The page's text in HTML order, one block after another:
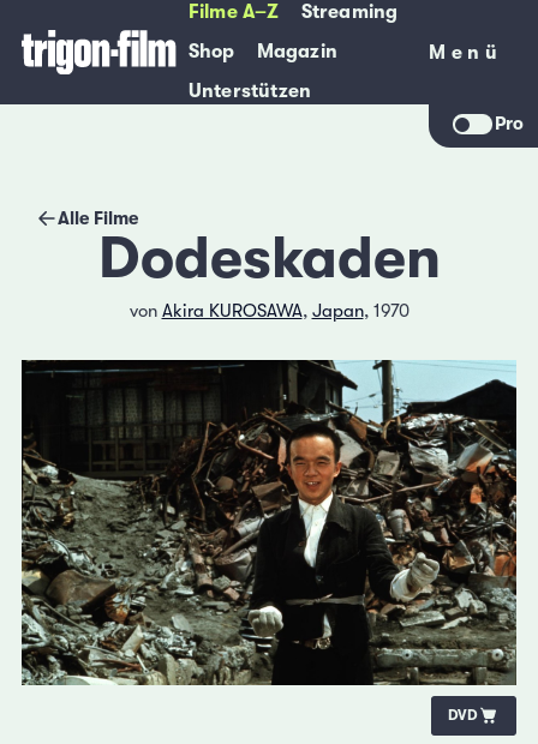
Filme A–Z
Streaming
Shop
Magazin
Unterstützen
Menü
Menü
Pro
Alle Filme
Dodeskaden
von Akira KUROSAWA, Japan, 1970
DVD